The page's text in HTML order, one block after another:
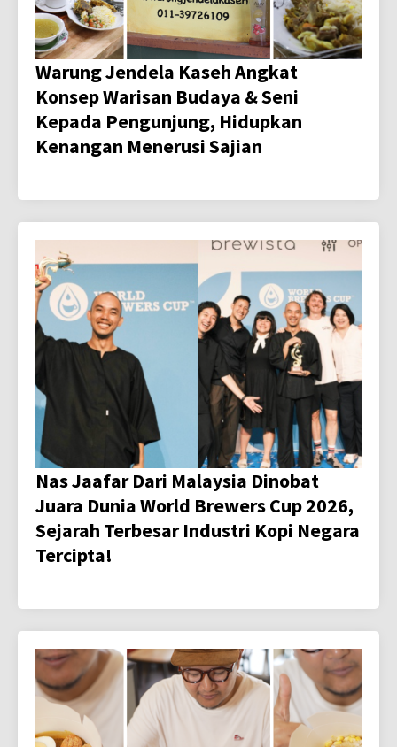
Warung Jendela Kaseh Angkat
Konsep Warisan Budaya & Seni
Kepada Pengunjung, Hidupkan
Kenangan Menerusi Sajian
Nas Jaafar Dari Malaysia Dinobat
Juara Dunia World Brewers Cup 2026,
Sejarah Terbesar Industri Kopi Negara
Tercipta!